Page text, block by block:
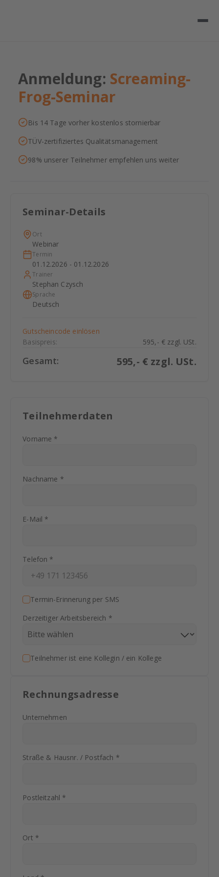
Anmeldung: Screaming-
Frog-Seminar
Bis 14 Tage vorher kostenlos stornierbar
TÜV-zertifiziertes Qualitätsmanagement
98% unserer Teilnehmer empfehlen uns weiter
Seminar-Details
Ort
Webinar
Termin
01.12.2026 - 01.12.2026
Trainer
Stephan Czysch
Sprache
Deutsch
Gutscheincode einlösen
Basispreis:
595,- € zzgl. USt.
Gesamt: 595,- € zzgl. USt.
Teilnehmerdaten
Vorname *
Nachname *
E-Mail *
Telefon *
Termin-Erinnerung per SMS
Derzeitiger Arbeitsbereich *
Teilnehmer ist eine Kollegin / ein Kollege
Rechnungsadresse
Unternehmen
Straße & Hausnr. / Postfach *
Postleitzahl *
Ort *